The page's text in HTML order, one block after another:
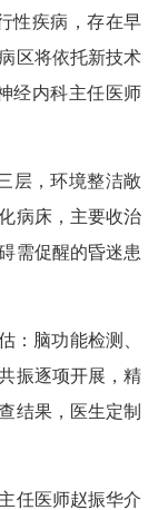
疾病，存在早
区将依托新技术
经内科主任医师
，环境整洁敞
病床，主要收治
需促醒的昏迷患
脑功能检测、
振逐项开展，精
结果，医生定制
任医师赵振华介